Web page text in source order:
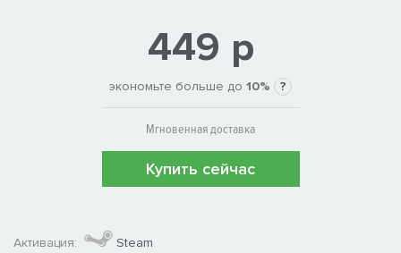
449 р
экономьте больше до 10% ?
Мгновенная доставка
Купить сейчас
Активация:
Steam